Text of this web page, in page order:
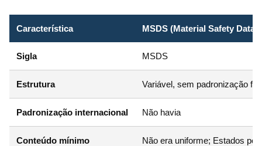
Característica MSDS (Material Safety Data
Sigla MSDS
Estrutura Variável, sem padronização
Padronização internacional Não havia
Conteúdo mínimo Não era uniforme; Estados